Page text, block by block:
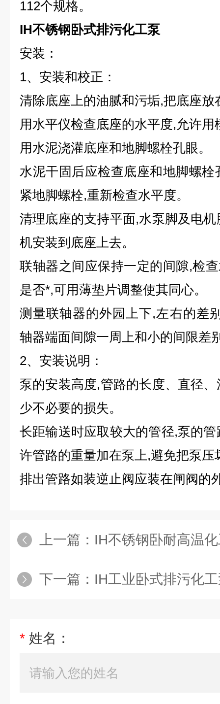
112个规格。
IH不锈钢卧式排污化工泵
安装：
1、安装和校正：
清除底座上的油腻和污垢,把底座放
用水平仪检查底座的水平度,允许用
用水泥浇灌底座和地脚螺栓孔眼。
水泥干固后应检查底座和地脚螺
紧地脚螺栓,重新检查水平度。
清理底座的支持平面,水泵脚及电
机安装到底座上去。
联轴器之间应保持一定的间隙,检
是否*,可用薄垫片调整使其同心。
测量联轴器的外园上下,左右的差
轴器端面间隙一周上和小的间限差
2、安装说明：
泵的安装高度,管路的长度、直径
少不必要的损失。
长距输送时应取较大的管径,泵的
许管路的重量加在泵上,避免把泵压
排出管路如装逆止阀应装在闸阀的
上一篇： IH不锈钢卧耐高温
下一篇： IH工业卧式排污化
* 姓名：